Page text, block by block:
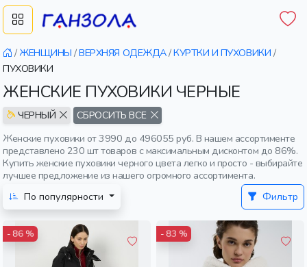
/ ЖЕНЩИНЫ /ВЕРХНЯЯ ОДЕЖДА/КУРТКИ И ПУХОВИКИ /
ПУХОВИКИ
ЖЕНСКИЕ ПУХОВИКИ ЧЕРНЫЕ
ЧЕРНЫЙ
СБРОСИТЬ ВСЕ
Женские пуховики от 3990 до 496055 руб. В нашем ассортименте
представлено 230 шт товаров с максимальным дисконтом до 86%.
Купить женские пуховики черного цвета легко и просто - выбирайте
лучшее предложение из нашего огромного ассортимента.
По популярности
Фильтр
- 86 % - 83 %